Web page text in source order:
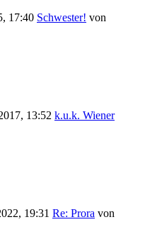
17:40 Schwester! von
13:52 k.u.k. Wiener
19:31 Re: Prora von